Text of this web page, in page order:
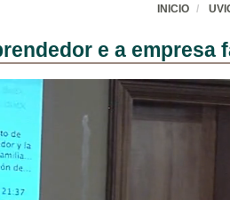
INICIO
e a empresa